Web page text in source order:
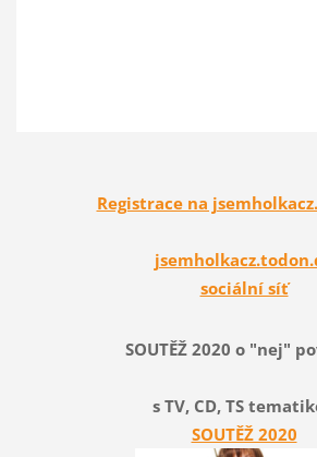
Registrace na
sociální síť
SOUTĚŽ 2020 o "nej"
s TV, CD, TS
SOUTĚŽ 2020